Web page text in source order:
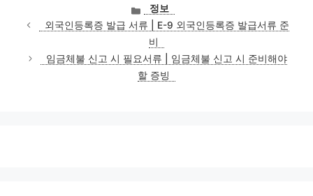
카
테
고
리
정보
외국인등록증 발급 서류 | E-9 외국인등록증 발급서류 준
비
임금체불 신고 시 필요서류 | 임금체불 신고 시 준비해야
할 증빙